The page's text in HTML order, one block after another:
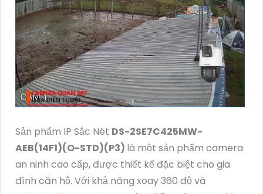
Sản phẩm IP Sắc Nét DS-2SE7C425MW-
AEB(14F1)(O-STD)(P3) là một sản phẩm camera
an ninh cao cấp, được thiết kế đặc biệt cho gia
đình căn hộ. Với khả năng xoay 360 độ và